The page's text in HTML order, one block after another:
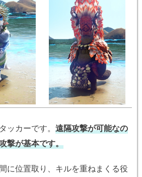
ッカーです。 遠隔攻撃が可能なの
撃が基本です。
に位置取り、キルを重ねまくる役